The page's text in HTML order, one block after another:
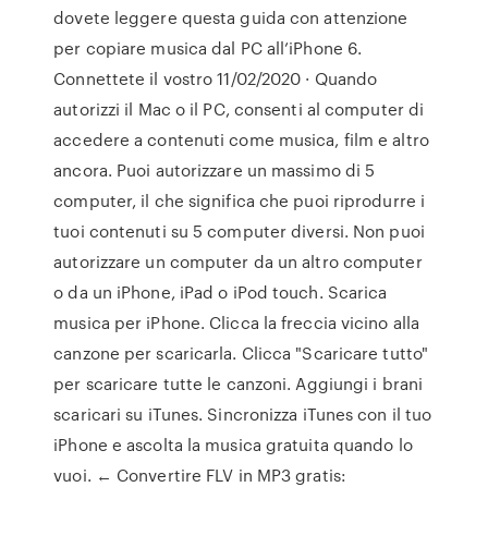
dovete leggere questa guida con attenzione
per copiare musica dal PC all’iPhone 6.
Connettete il vostro 11/02/2020 · Quando
autorizzi il Mac o il PC, consenti al computer di
accedere a contenuti come musica, film e altro
ancora. Puoi autorizzare un massimo di 5
computer, il che significa che puoi riprodurre i
tuoi contenuti su 5 computer diversi. Non puoi
autorizzare un computer da un altro computer
o da un iPhone, iPad o iPod touch. Scarica
musica per iPhone. Clicca la freccia vicino alla
canzone per scaricarla. Clicca "Scaricare tutto"
per scaricare tutte le canzoni. Aggiungi i brani
scaricari su iTunes. Sincronizza iTunes con il tuo
iPhone e ascolta la musica gratuita quando lo
vuoi. ← Convertire FLV in MP3 gratis: